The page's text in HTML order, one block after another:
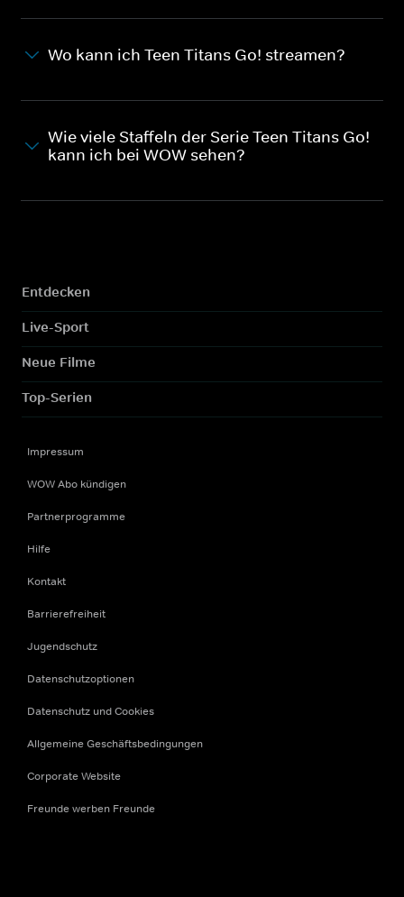
Wo kann ich Teen Titans Go! streamen?
Wie viele Staffeln der Serie Teen Titans Go!
kann ich bei WOW sehen?
Entdecken
Live-Sport
Neue Filme
Top-Serien
Impressum
WOW Abo kündigen
Partnerprogramme
Hilfe
Kontakt
Barrierefreiheit
Jugendschutz
Datenschutzoptionen
Datenschutz und Cookies
Allgemeine Geschäftsbedingungen
Corporate Website
Freunde werben Freunde